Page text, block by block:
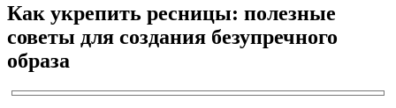
Как укрепить ресницы: полезные
советы для создания безупречного
образа